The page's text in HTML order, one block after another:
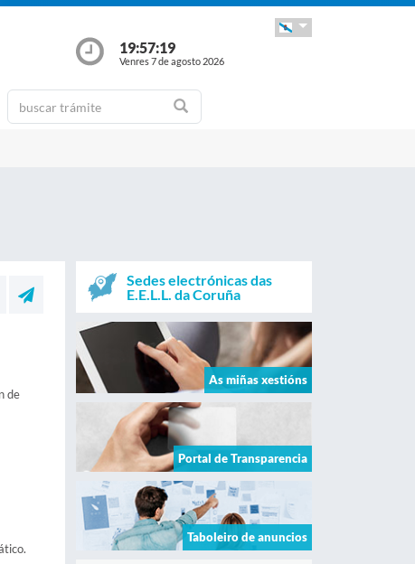
19:57:19
Venres 7 de agosto 2026
de
Sedes electrónicas das
E.E.L.L. da Coruña
As miñas xestións
Portal de Transparencia
Taboleiro de anuncios